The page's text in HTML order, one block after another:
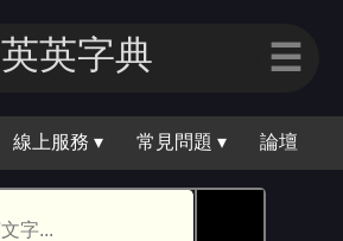
英英字典 ☰
線上服務 ▾ 常見問題 ▾ 論壇